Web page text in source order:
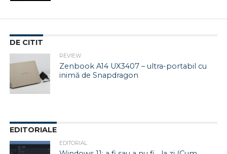
DE CITIT
REVIEW
Zenbook A14 UX3407 – ultra-portabil cu
inimă de Snapdragon
EDITORIALE
EDITORIAL